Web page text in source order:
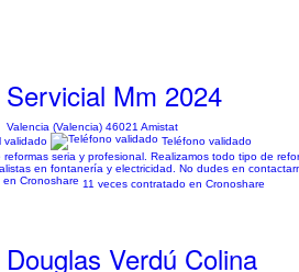
Servicial Mm 2024
Valencia (Valencia) 46021 Amistat
validado
Teléfono validado
seria y profesional. Realizamos todo tipo de
en fontanería y electricidad. No dudes en
11 veces contratado en Cronoshare
Douglas Verdú Colina